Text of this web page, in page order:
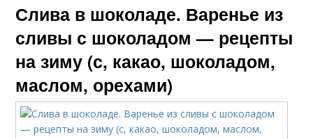
Слива в шоколаде. Варенье из
сливы с шоколадом — рецепты
на зиму (с, какао, шоколадом,
маслом, орехами)